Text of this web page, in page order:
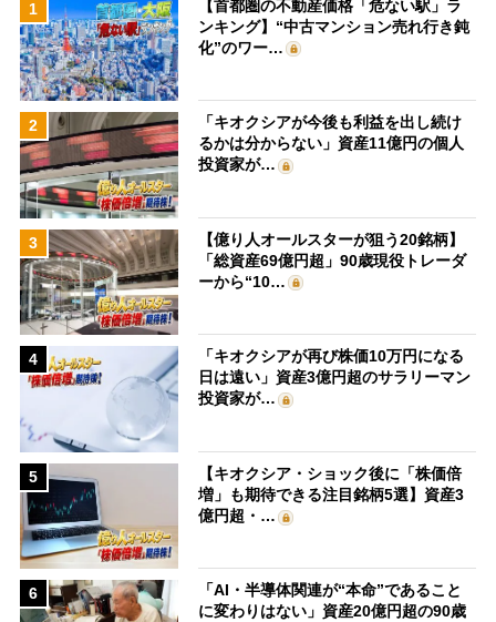
1
【首都圏の不動産価格「危ない駅」ラ
ンキング】“中古マンション売れ行き鈍
化”のワー…
2
「キオクシアが今後も利益を出し続け
るかは分からない」資産11億円の個人
投資家が…
3
【億り人オールスターが狙う20銘柄】
「総資産69億円超」90歳現役トレーダ
ーから“10…
4
「キオクシアが再び株価10万円になる
日は遠い」資産3億円超のサラリーマン
投資家が…
5
【キオクシア・ショック後に「株価倍
増」も期待できる注目銘柄5選】資産3
億円超・…
6
「AI・半導体関連が“本命”であること
に変わりはない」資産20億円超の90歳